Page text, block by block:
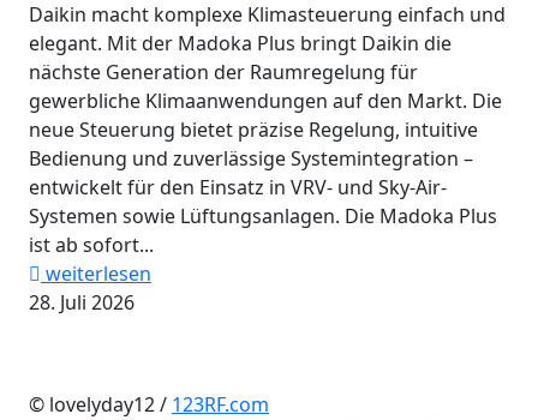
Daikin macht komplexe Klimasteuerung einfach und
elegant. Mit der Madoka Plus bringt Daikin die
nächste Generation der Raumregelung für
gewerbliche Klimaanwendungen auf den Markt. Die
neue Steuerung bietet präzise Regelung, intuitive
Bedienung und zuverlässige Systemintegration –
entwickelt für den Einsatz in VRV- und Sky-Air-
Systemen sowie Lüftungsanlagen. Die Madoka Plus
ist ab sofort...
weiterlesen
28. Juli 2026
© lovelyday12 / 123RF.com